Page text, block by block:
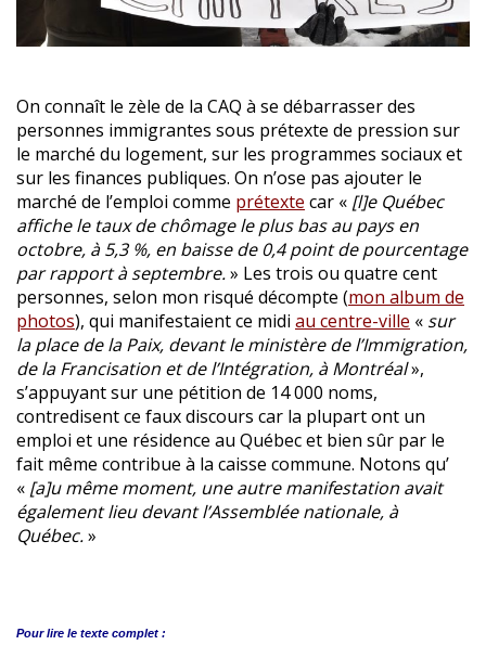
On connaît le zèle de la CAQ à se débarrasser des
personnes immigrantes sous prétexte de pression sur
le marché du logement, sur les programmes sociaux et
sur les finances publiques. On n’ose pas ajouter le
marché de l’emploi comme prétexte car « [l]e Québec
affiche le taux de chômage le plus bas au pays en
octobre, à 5,3 %, en baisse de 0,4 point de pourcentage
par rapport à septembre.» Les trois ou quatre cent
personnes, selon mon risqué décompte (mon album de
photos), qui manifestaient ce midi au centre-ville « sur
la place de la Paix, devant le ministère de l’Immigration,
de la Francisation et de l’Intégration, à Montréal»,
s’appuyant sur une pétition de 14 000 noms,
contredisent ce faux discours car la plupart ont un
emploi et une résidence au Québec et bien sûr par le
fait même contribue à la caisse commune. Notons qu’
« [a]u même moment, une autre manifestation avait
également lieu devant l’Assemblée nationale, à
Québec.»
Pour lire le texte complet :